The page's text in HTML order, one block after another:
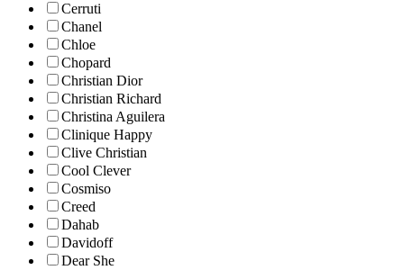
Cerruti
Chanel
Chloe
Chopard
Christian Dior
Christian Richard
Christina Aguilera
Clinique Happy
Clive Christian
Cool Clever
Cosmiso
Creed
Dahab
Davidoff
Dear She